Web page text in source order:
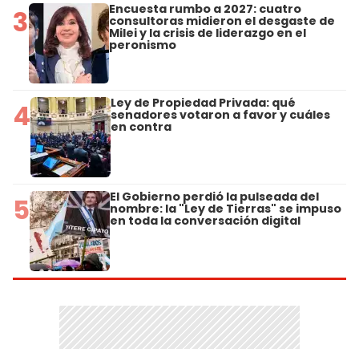
3 Encuesta rumbo a 2027: cuatro
consultoras midieron el desgaste de
Milei y la crisis de liderazgo en el
peronismo
4 Ley de Propiedad Privada: qué
senadores votaron a favor y cuáles
en contra
5 El Gobierno perdió la pulseada del
nombre: la "Ley de Tierras" se impuso
en toda la conversación digital